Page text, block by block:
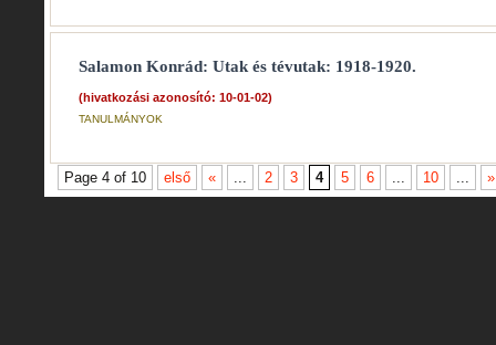
Salamon Konrád: Utak és tévutak: 1918-1920.
(hivatkozási azonosító: 10-01-02)
TANULMÁNYOK
Page 4 of 10 első « ... 2 3 4 5 6 ... 10 ... »